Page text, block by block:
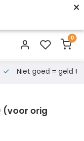
×
0
Niet goed = geld
(voor orig